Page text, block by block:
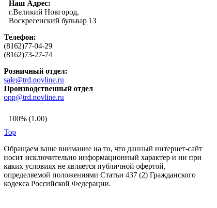
Наш Адрес:
г.Великий Новгород,
Воскресенский бульвар 13
Телефон:
(8162)77-04-29
(8162)73-27-74
Розничный отдел:
sale@trd.novline.ru
Производственный отдел
opp@trd.novline.ru
100% (1.00)
Top
Обращаем ваше внимание на то, что данный интернет-сайт
носит исключительно информационный характер и ни при
каких условиях не является публичной офертой,
определяемой положениями Статьи 437 (2) Гражданского
кодекса Российской Федерации.